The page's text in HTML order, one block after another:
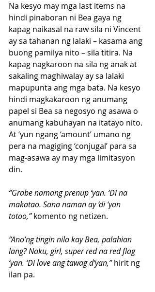
Na kesyo may mga last items na
hindi pinaboran ni Bea gaya ng
kapag naikasal na raw sila ni Vincent
ay sa tahanan ng lalaki – kasama ang
buong pamilya nito – sila titira. Na
kapag nagkaroon na sila ng anak at
sakaling maghiwalay ay sa lalaki
mapupunta ang mga bata. Na kesyo
hindi magkakaroon ng anumang
papel si Bea sa negosyo ng asawa o
anumang kabuhayan na itatayo nito.
At ‘yun ngang ‘amount’ umano ng
pera na magiging ‘conjugal’ para sa
mag-asawa ay may mga limitasyon
din.
“Grabe namang prenup ‘yan. ‘Di na
makatao. Sana naman ay ‘di ‘yan
totoo,” komento ng netizen.
“Ano’ng tingin nila kay Bea, palahian
lang? Naku, girl, super red na red flag
‘yan. ‘Di love ang tawag d’yan,” hirit ng
ilan pa.